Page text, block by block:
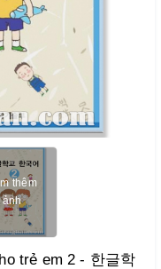
thêm
ảnh
trẻ em 2 - 한글학